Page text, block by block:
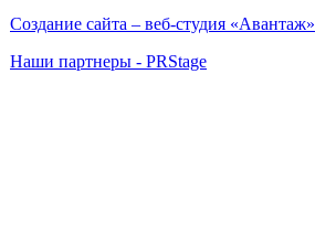
Создание сайта – веб-студия «Авантаж»
Наши партнеры - PRStage